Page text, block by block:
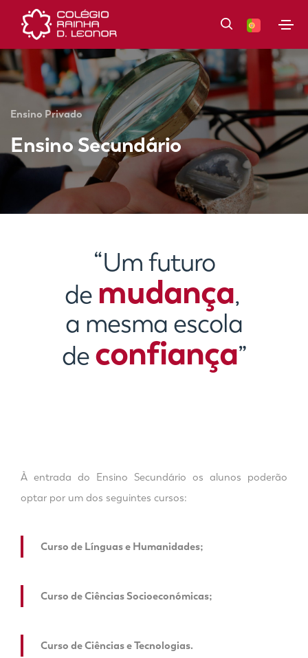
Ensino Privado
Ensino Secundário
“Um futuro
de mudança,
a mesma escola
de confiança”
À entrada do Ensino Secundário os alunos poderão
optar por um dos seguintes cursos:
Curso de Línguas e Humanidades;
Curso de Ciências Socioeconómicas;
Curso de Ciências e Tecnologias.